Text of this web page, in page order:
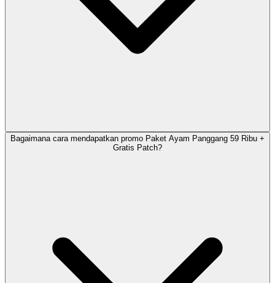
Bagaimana cara mendapatkan promo Paket Ayam Panggang 59 Ribu +
Gratis Patch?